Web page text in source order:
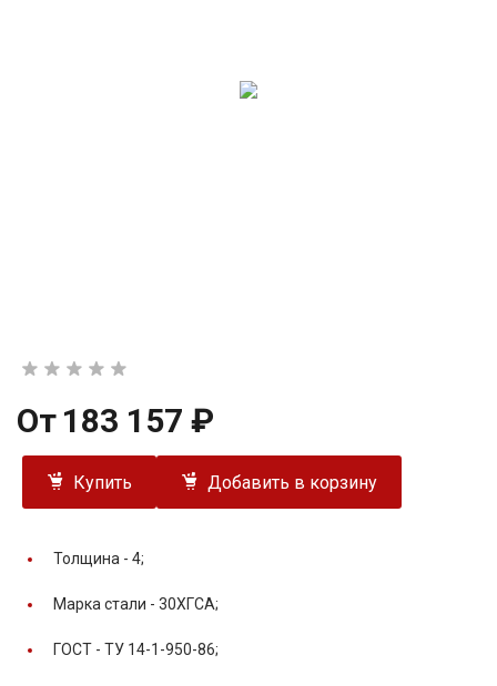
От 183 157 ₽
Купить Добавить в корзину
Толщина - 4;
Марка стали - 30ХГСА;
ГОСТ - ТУ 14-1-950-86;